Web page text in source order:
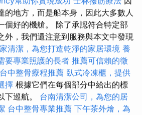
的地方，而是船本身，因此大多數人
個好的機艙。 除了承認符合特定部
外，我們還注意到服務與本文中發現
清潔，為您打造乾淨的家居環境 養
要專業照護的長者 推薦可信賴的徵
台中整骨療程推薦 臥式冷凍櫃，提供
擇 根據它們在每個部分中給出的標
下巡航。 台南清潔公司，為您的居
台中整骨專業推薦 下午茶外燴，為